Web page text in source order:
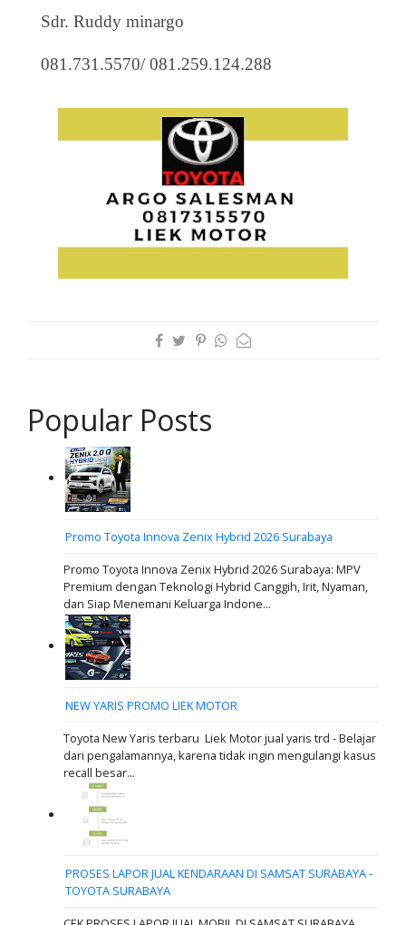
Sdr. Ruddy minargo
081.731.5570/ 081.259.124.288
Popular Posts
Promo Toyota Innova Zenix Hybrid 2026 Surabaya
Promo Toyota Innova Zenix Hybrid 2026 Surabaya: MPV
Premium dengan Teknologi Hybrid Canggih, Irit, Nyaman,
dan Siap Menemani Keluarga Indone...
NEW YARIS PROMO LIEK MOTOR
Toyota New Yaris terbaru Liek Motor jual yaris trd - Belajar
dari pengalamannya, karena tidak ingin mengulangi kasus
recall besar...
PROSES LAPOR JUAL KENDARAAN DI SAMSAT SURABAYA -
TOYOTA SURABAYA